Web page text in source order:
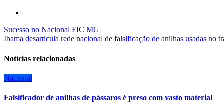
Navegação
de
Post
Sucesso no Nacional FIC MG
Ibama desarticula rede nacional de falsificação de anilhas usadas no
Notícias relacionadas
Nacional
Falsificador de anilhas de pássaros é preso com vasto material